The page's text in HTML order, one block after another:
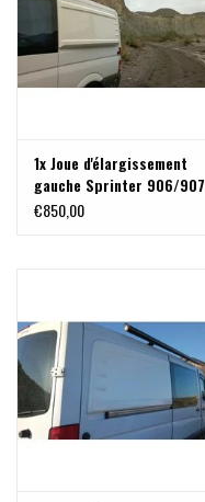
1x Joue d'élargissement
gauche Sprinter 906/907
/ VW Crafter
€850,00